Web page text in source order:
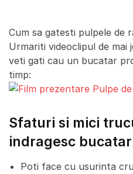
Cum sa gatesti pulpele de
Urmariti videoclipul de
veti gati cau un bucatar
timp:
Sfaturi si mici
indragesc
Poti face cu usurinta